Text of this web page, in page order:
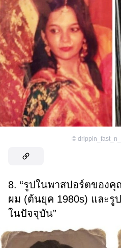
©
8. “รูปในพาสปอร์ตของ
ผม (ต้นยุค 1980s) และรู
ในปัจจุบัน”